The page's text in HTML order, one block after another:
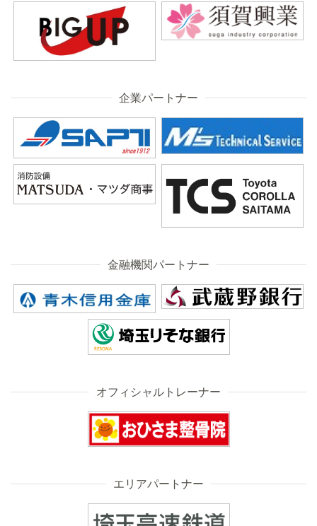
企業パートナー
金融機関パートナー
オフィシャルトレーナー
エリアパートナー